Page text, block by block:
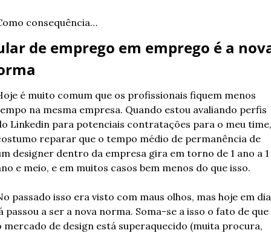
consequência…
de emprego em emprego é a
é muito comum que os profissionais fiquem menos
na mesma empresa. Quando estou avaliando perfis
Linkedin para potenciais contratações para o meu time,
reparar que o tempo médio de permanência de
designer dentro da empresa gira em torno de 1 ano a 1
e meio, e em muitos casos bem menos do que isso.
passado isso era visto com maus olhos, mas hoje em dia
passou a ser a nova norma. Soma-se a isso o fato de que
mercado de design está superaquecido (muita procura,